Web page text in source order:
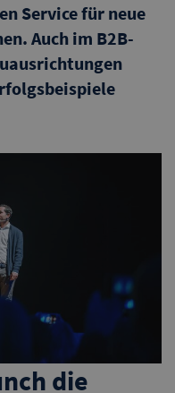
Service für neue
Auch im B2B-
die